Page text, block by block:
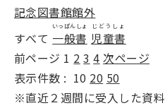
記念図書館館外
すべて 一般書
いっぱんしょ
児童書
じどうしょ
前ページ 1 2 3 4 次ページ
10 20 50
※直近２週間に受入した資料